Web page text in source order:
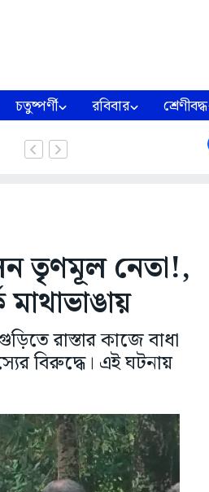
চতুষ্পর্ণী রবিবার শ্রেণীবদ্ধ
তৃণমূল নেতা!,
রাস্তার কাজে বাধা
বিরুদ্ধে। এই ঘটনায়